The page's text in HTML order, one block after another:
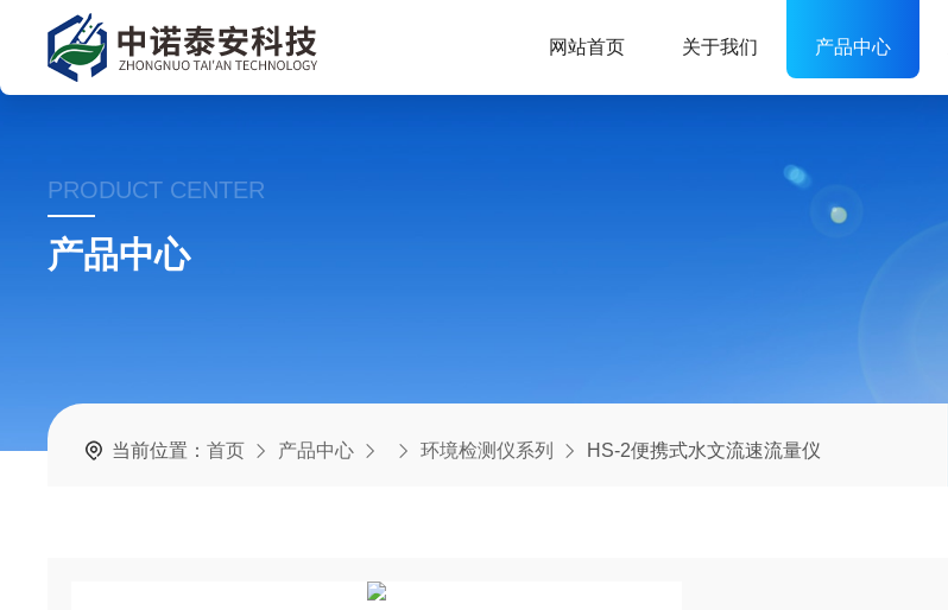
网站首页 关于我们 产品中心
PRODUCT CENTER
产品中心
当前位置：首页 产品中心 环境检测仪系列 HS-2便携式水文流速流量仪